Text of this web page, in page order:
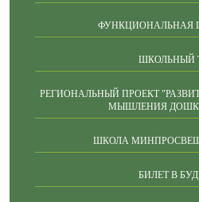
ФУНКЦИОНАЛЬНАЯ
ШКОЛЬНЫЙ
РЕГИОНАЛЬНЫЙ ПРОЕКТ
МЫШЛЕНИЯ
ШКОЛА
БИЛЕТ В